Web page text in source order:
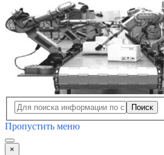
Поиск
Пропустить меню
×